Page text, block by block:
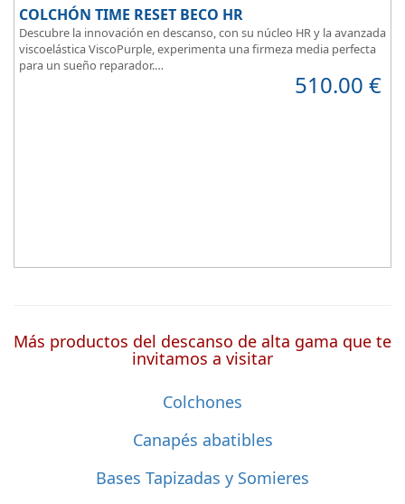
COLCHÓN TIME RESET BECO HR
Descubre la innovación en descanso, con su núcleo HR y la avanzada
viscoelástica ViscoPurple, experimenta una firmeza media perfecta
para un sueño reparador.
Disfruta de su transpirabilidad y gran adaptabilidad, diseñado para
brindarte confort en cada momento. Además, es válido para camas
510.00 €
Más productos del descanso de alta gama que te
invitamos a visitar
Colchones
Canapés abatibles
Bases Tapizadas y Somieres